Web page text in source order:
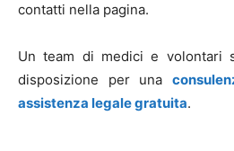
contatti nella pagina.
Un team di medici e volontari
disposizione per una
assistenza legale gratuita.